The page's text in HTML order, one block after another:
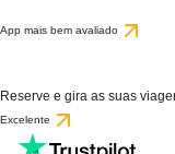
App mais bem avaliado
Reserve e gira as suas
Excelente